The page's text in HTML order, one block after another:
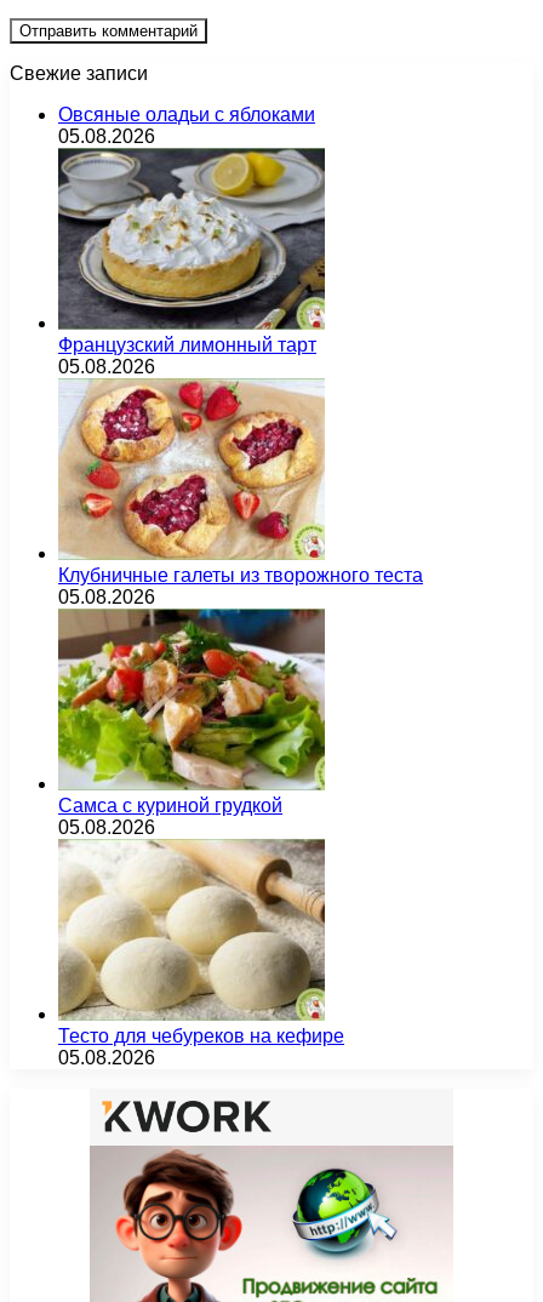
Свежие записи
Овсяные оладьи с яблоками
05.08.2026
Французский лимонный тарт
05.08.2026
Клубничные галеты из творожного теста
05.08.2026
Самса с куриной грудкой
05.08.2026
Тесто для чебуреков на кефире
05.08.2026